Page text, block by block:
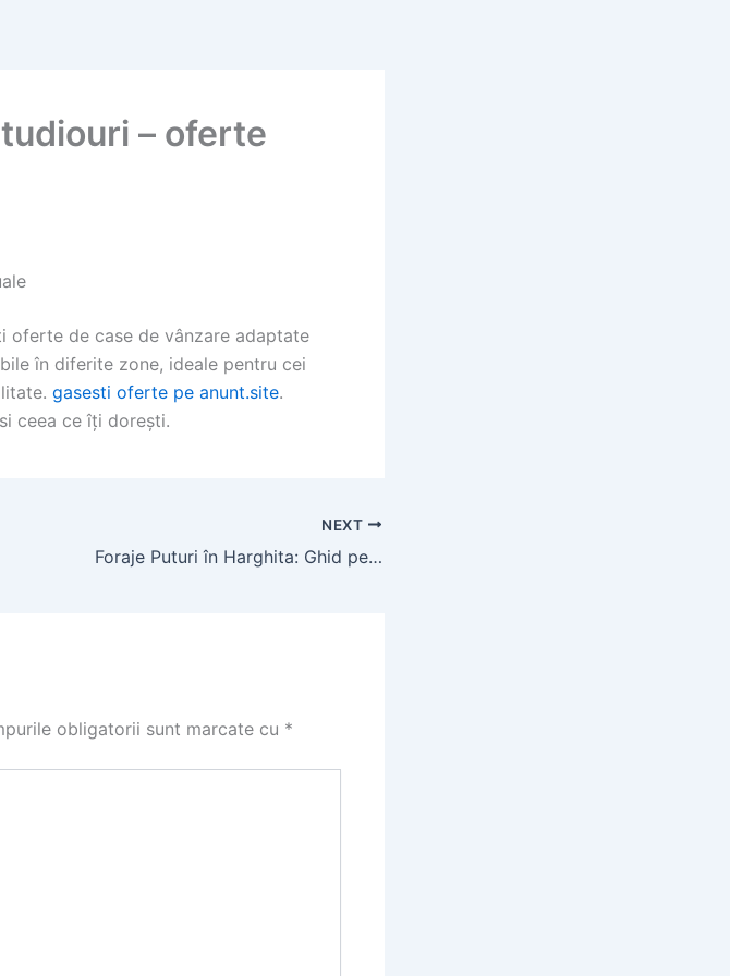
– oferte
oferte de case de vânzare adaptate
în diferite zone, ideale pentru cei
gasesti oferte pe anunt.site.
ceea ce îți dorești.
NEXT
Foraje Puturi în Harghita: Ghid pentru Proprietari
obligatorii sunt marcate cu *